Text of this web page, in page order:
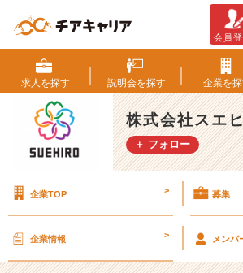
4
卒
内
定
者】
会
の
本
会員
求人を探す 説明会を探す 企業を
株式会社スエ
＋ フォロー
企業TOP > 募集
企業情報 > メンバ